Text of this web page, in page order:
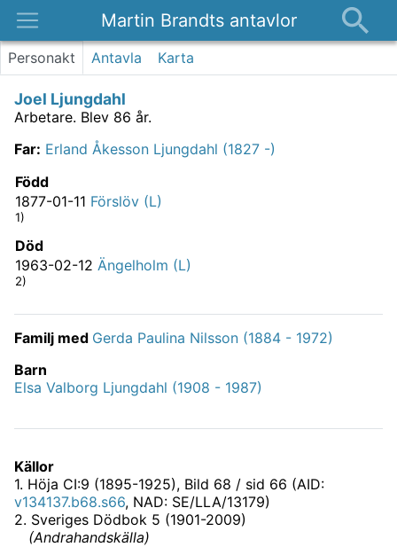
Martin Brandts antavlor
Platser
Om
Kontakt
Personakt Antavla Karta
Joel Ljungdahl
Arbetare. Blev 86 år.
Far: Erland Åkesson Ljungdahl (1827 -)
Född
1877-01-11 Förslöv (L)
1)
Död
1963-02-12 Ängelholm (L)
2)
Familj med Gerda Paulina Nilsson (1884 - 1972)
Barn
Elsa Valborg Ljungdahl (1908 - 1987)
Källor
1. Höja CI:9 (1895-1925), Bild 68 / sid 66 (AID:
v134137.b68.s66, NAD: SE/LLA/13179)
2. Sveriges Dödbok 5 (1901-2009)
(Andrahandskälla)